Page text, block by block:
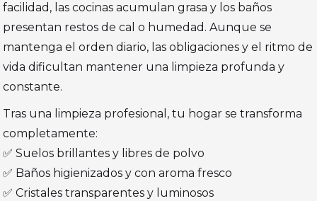
facilidad, las cocinas acumulan grasa y los baños
presentan restos de cal o humedad. Aunque se
mantenga el orden diario, las obligaciones y el ritmo de
vida dificultan mantener una limpieza profunda y
constante.
Tras una limpieza profesional, tu hogar se transforma
completamente:
✅ Suelos brillantes y libres de polvo
✅ Baños higienizados y con aroma fresco
✅ Cristales transparentes y luminosos